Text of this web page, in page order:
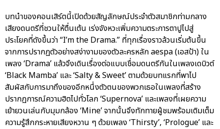
บทนำของคอนเสิร์ตนี้เปิดด้วยสัญลักษณ์ประจำตัวสมาชิกท่ามกลาง
เสียงดนตรีที่ชวนให้ตื่นเต้น เร่งจังหวะเพิ่มความตระการตาปูไปสู่
ประโยคที่ดังขึ้นว่า “I’m the Drama.” ที่ทุกเรื่องราวล้วนเริ่มต้นขึ้น
จากการปรากฏตัวอย่างสง่างามของตัวละครหลัก aespa (เอสป้า) ใน
เพลง ‘Drama’ แล้วจึงเดินเรื่องต่อแบบเชื่อมดนตรีกันในเพลงเดบิวต์
‘Black Mamba’ และ ‘Salty & Sweet’ ตามด้วยบทแรกที่พาไป
สัมผัสกับการมาถึงของอีกหนึ่งตัวตนของพวกเธอในเพลงที่สร้าง
ปรากฏการณ์ความฮิตไปทั่วโลก ‘Supernova’ และเพลงที่เผยความ
เย้ายวนเล่นกับมุมกล้อง ‘Mine’ จากนั้นจึงทักทายผู้ชมพร้อมเติมเต็ม
ความรู้สึกกระหายเสียงหวาน ๆ ด้วยเพลง ‘Thirsty’, ‘Prologue’ และ